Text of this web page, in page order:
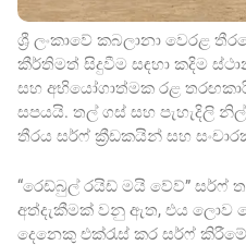
ශ්‍රී ලංකාවේ කබලානා වෙරළ
කීර්තිමත් සිදුවීම සඳහා කදිම
සහ අභියෝගාත්මක රළ
සපයයි. තල් ගස් සහ පැහැදිලි
තීරය සර්ෆ් ක්‍රීඩකයින් සහ
“රෙඩ්බුල් රයිඩ් මයි වේව්”
අත්දැකීමක් වනු ඇත, එය ලොව
දෙනෙකු එක්රැස් කර සර්ෆ්